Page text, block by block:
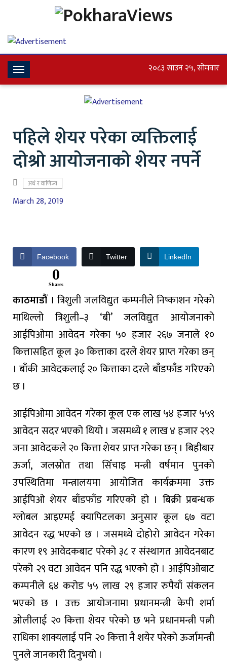
Toggle
Navigation
२०८३ साउन २५, सोमवार
पहिले शेयर परेका व्यक्तिलाई
दोश्रो आयोजनाको शेयर नपर्ने
अर्थ र वाणिज्य
March 28, 2019
Facebook Twitter LinkedIn
0
Shares
काठमाडौं । त्रिशुली जलविद्युत कम्पनीले निष्काशन गरेको
माथिल्लो त्रिशुली–३ ‘बी’ जलविद्युत आयोजनाको
आईपिओमा आवेदन गरेका ५० हजार २६७ जनाले १०
कित्तासहित कूल ३० कित्ताका दरले शेयर प्राप्त गरेका छन्
। बाँकी आवेदकलाई २० कित्ताका दरले बाँडफाँड गरिएको
छ ।
आईपिओमा आवेदन गरेका कूल एक लाख ५४ हजार ५५९
आवेदन सदर भएको थियो । जसमध्ये १ लाख ४ हजार २९२
जना आवेदकले २० कित्ता शेयर प्राप्त गरेका छन् । बिहीबार
ऊर्जा, जलस्रोत तथा सिँचाइ मन्त्री वर्षमान पुनको
उपस्थितिमा मन्त्रालयमा आयोजित कार्यक्रममा उक्त
आईपिओ शेयर बाँडफाँड गरिएको हो । बिक्री प्रबन्धक
ग्लोबल आइएमई क्यापिटलका अनुसार कूल ६७ वटा
आवेदन रद्ध भएको छ । जसमध्ये दोहोरो आवेदन गरेका
कारण १९ आवेदकबाट परेको ३८ र संस्थागत आवेदनबाट
परेको २९ वटा आवेदन पनि रद्ध भएको हो । आईपिओबाट
कम्पनीले ६४ करोड ५५ लाख २९ हजार रुपैयाँ संकलन
भएको छ । उक्त आयोजनामा प्रधानमन्त्री केपी शर्मा
ओलीलाई २० कित्ता शेयर परेको छ भने प्रधानमन्त्री पत्नी
राधिका शाक्यलाई पनि २० कित्ता नै शयेर परेको ऊर्जामन्त्री
पुनले जानकारी दिनुभयो ।